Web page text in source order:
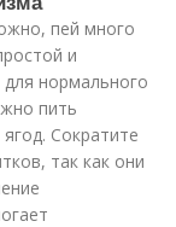
пей много
и
нормального
пить
Сократите
так как они